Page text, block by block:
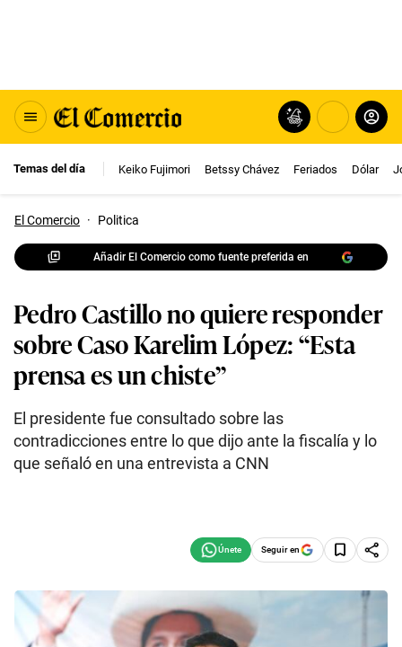
Temas del día Keiko Fujimori Betssy Chávez Feriados Dólar
El Comercio · Politica
Añadir El Comercio como fuente preferida en
Pedro Castillo no quiere responder
sobre Caso Karelim López: “Esta
prensa es un chiste”
El presidente fue consultado sobre las
contradicciones entre lo que dijo ante la fiscalía y lo
que señaló en una entrevista a CNN
Seguir en